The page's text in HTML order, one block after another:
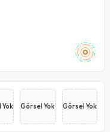
Görsel Yok Görsel Yok